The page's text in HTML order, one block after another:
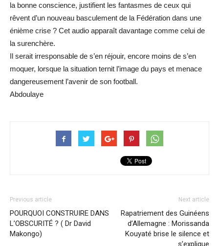
la bonne conscience, justifient les fantasmes de ceux qui
rêvent d’un nouveau basculement de la Fédération dans une
énième crise ? Cet audio apparaît davantage comme celui de
la surenchère.
Il serait irresponsable de s’en réjouir, encore moins de s’en
moquer, lorsque la situation ternit l’image du pays et menace
dangereusement l’avenir de son football.
Abdoulaye
Previous article
POURQUOI CONSTRUIRE DANS
L’OBSCURITÉ ? ( Dr David
Makongo)
Next article
Rapatriement des Guinéens
d’Allemagne : Morissanda
Kouyaté brise le silence et
s’explique